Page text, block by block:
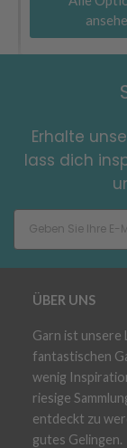
Erhalte
lass dich
ÜBER UNS
Garn ist unsere
fantastischen
wenig
riesige
entdeckt zu
gutes Gelingen.